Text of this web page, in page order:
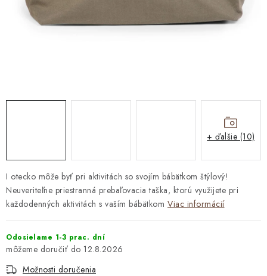
Newsletter - Ochrana osobných údajov
I otecko môže byť pri aktivitách so svojím bábätkom štýlový!
Neuveriteľne priestranná prebaľovacia taška, ktorú využijete pri
každodenných aktivitách s vaším bábätkom Viac informácií
Odosielame 1-3 prac. dní
12.8.2026
Možnosti doručenia
+ ďalšie (10)